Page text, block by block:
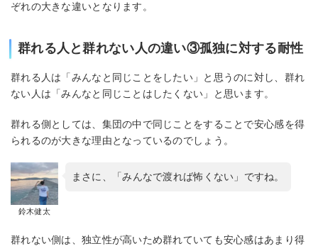
ぞれの大きな違いとなります。
群れる人と群れない人の違い③孤独に対する耐性
群れる人は「みんなと同じことをしたい」と思うのに対し、群れ
ない人は「みんなと同じことはしたくない」と思います。
群れる側としては、集団の中で同じことをすることで安心感を得
られるのが大きな理由となっているのでしょう。
鈴木健太
まさに、「みんなで渡れば怖くない」ですね。
群れない側は、独立性が高いため群れていても安心感はあまり得